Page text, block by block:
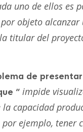
uno de ellos es
objeto
titular del
de
“ impide
capacidad
ejemplo, tener